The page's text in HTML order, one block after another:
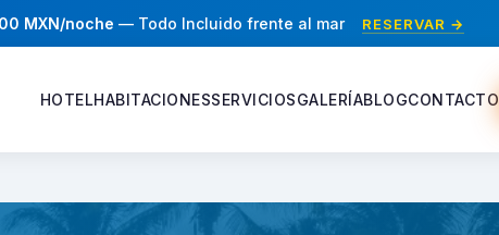
MXN/noche — Todo Incluido frente al mar RESERVAR →
HOTELHABITACIONESSERVICIOSGALERÍABLOGCONTACTO